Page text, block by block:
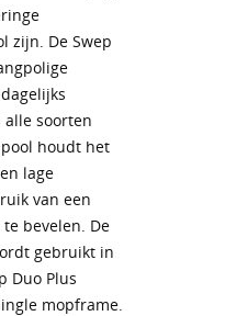
zijn. De Swep
soorten
houdt het
lage
van een
bevelen. De
gebruikt in
Duo Plus
mopframe.